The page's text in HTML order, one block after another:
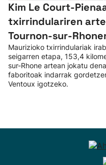
Kim Le Court-
txirrindulariren
Tournon-sur-
Maurizioko txirrindulariak
seigarren etapa, 153,4
sur-Rhone artean jokatu
faboritoak indarrak
Ventoux igotzeko.